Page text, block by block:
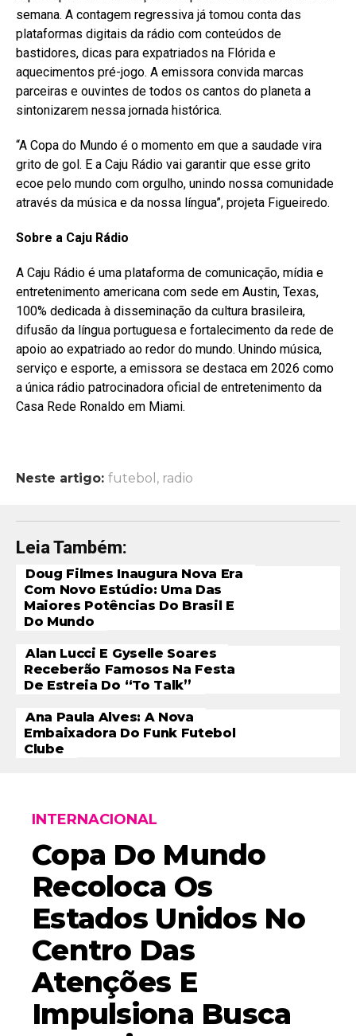
semana. A contagem regressiva já tomou conta das
plataformas digitais da rádio com conteúdos de
bastidores, dicas para expatriados na Flórida e
aquecimentos pré-jogo. A emissora convida marcas
parceiras e ouvintes de todos os cantos do planeta a
sintonizarem nessa jornada histórica.
“A Copa do Mundo é o momento em que a saudade vira
grito de gol. E a Caju Rádio vai garantir que esse grito
ecoe pelo mundo com orgulho, unindo nossa comunidade
através da música e da nossa língua”, projeta Figueiredo.
Sobre a Caju Rádio
A Caju Rádio é uma plataforma de comunicação, mídia e
entretenimento americana com sede em Austin, Texas,
100% dedicada à disseminação da cultura brasileira,
difusão da língua portuguesa e fortalecimento da rede de
apoio ao expatriado ao redor do mundo. Unindo música,
serviço e esporte, a emissora se destaca em 2026 como
a única rádio patrocinadora oficial de entretenimento da
Casa Rede Ronaldo em Miami.
Neste artigo: futebol , radio
Leia Também:
Doug Filmes Inaugura Nova Era
Com Novo Estúdio: Uma Das
Maiores Potências Do Brasil E
Do Mundo
Alan Lucci E Gyselle Soares
Receberão Famosos Na Festa
De Estreia Do “To Talk”
Ana Paula Alves: A Nova
Embaixadora Do Funk Futebol
Clube
INTERNACIONAL
Copa Do Mundo
Recoloca Os
Estados Unidos No
Centro Das
Atenções E
Impulsiona Busca